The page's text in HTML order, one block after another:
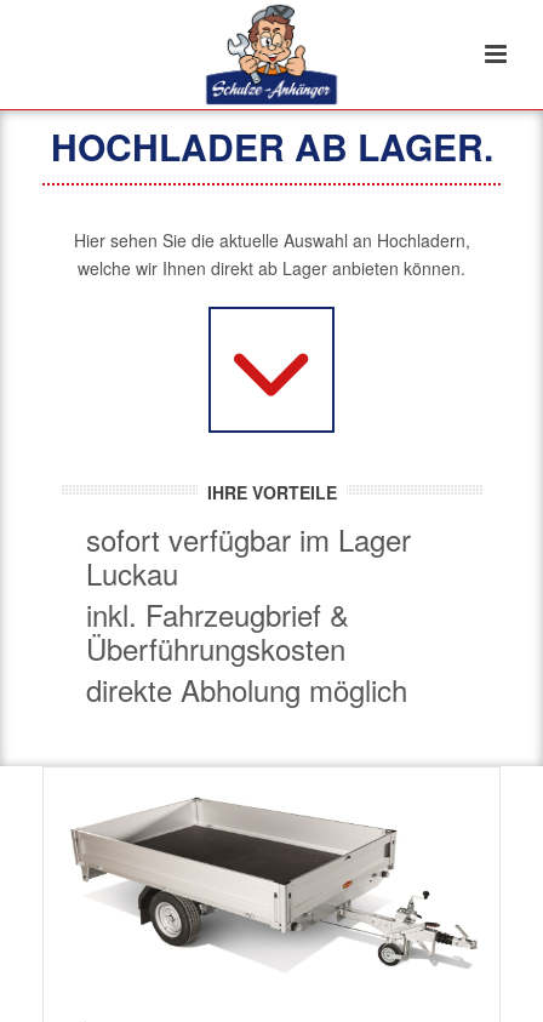
HOCHLADER AB LAGER.
Hier sehen Sie die aktuelle Auswahl an Hochladern,
welche wir Ihnen direkt ab Lager anbieten können.
IHRE VORTEILE
sofort verfügbar im Lager
Luckau
inkl. Fahrzeugbrief &
Überführungskosten
direkte Abholung möglich